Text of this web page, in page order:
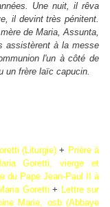
Une nuit, il rêva
il devint très pénitent.
de Maria, Assunta,
assistèrent à la messe
l'un à côté de
un frère laïc capucin.
(Liturgie) + Prière à
Goretti, vierge et
du Pape Jean-Paul II à
Goretti + Lettre sur
Marie, osb (Abbaye